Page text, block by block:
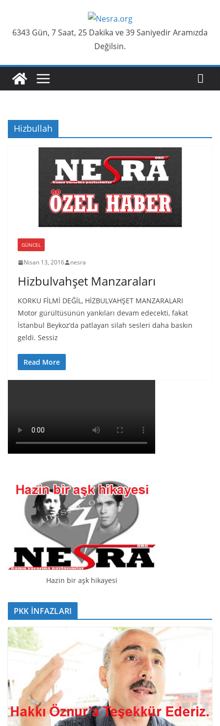
content
6343 Gün, 7 Saat, 25 Dakika ve 40 Saniyedir Aramızda
Değilsin.
Hizbullah
GÜNCEL
Nisan 13, 2016 nesra
Hizbulvahşet Manzaraları
KORKU FİLMİ DEĞİL, HİZBULVAHŞET MANZARALARI
Motor gürültüsünün yankıları devam edecekti, fakat
İstanbul Beykoz’da patlayan silah sesleri daha baskın
geldi. Sessiz
Read More
Hazin bir aşk hikayesi
PKK İNFAZLARI